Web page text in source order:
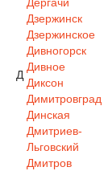
Д
Дзержинск
Дзержинское
Дивногорск
Дивное
Диксон
Димитровград
Динская
Дмитриев-
Льговский
Дмитров